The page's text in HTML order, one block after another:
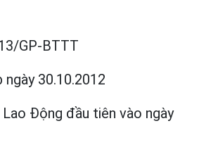
GP-BTTT
ngày 30.10.2012
Động đầu tiên vào ngày